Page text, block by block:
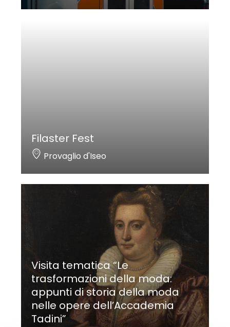
Filaster Fest
Provaglio d'Iseo
Visita tematica “Le
trasformazioni della moda:
appunti di storia della moda
nelle opere dell’Accademia
Tadini”